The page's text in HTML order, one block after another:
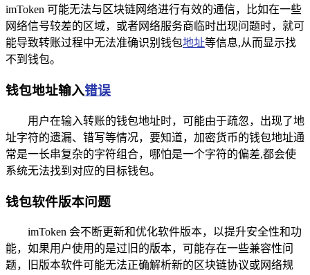
imToken 可能无法与区块链网络进行有效的通信，比如在一些
网络信号较差的区域，或者网络服务商临时出现问题时，就可
能导致转账过程中无法准确识别钱包地址等信息,从而显示找
不到钱包。
钱包地址输入错误
用户在输入转账的钱包地址时，可能由于疏忽，出现了地
址字符的遗漏、错写等情况，要知道，加密货币的钱包地址通
常是一长串复杂的字符组合，哪怕是一个字符的偏差,都会使
系统无法找到对应的目标钱包。
钱包软件版本问题
imToken 会不断更新和优化软件版本，以提升安全性和功
能，如果用户使用的是过旧的版本，可能存在一些兼容性问
题，旧版本软件可能无法正确解析新的区块链协议或网络规